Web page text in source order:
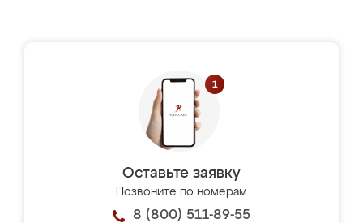
Оставьте заявку
Позвоните по номерам
8 (800) 511-89-55